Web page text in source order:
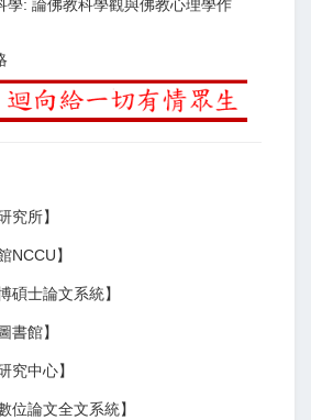
學: 論佛教科學觀與佛教心理學作
究所】
NCCU】
碩士論文系統】
書館】
究中心】
位論文全文系統】